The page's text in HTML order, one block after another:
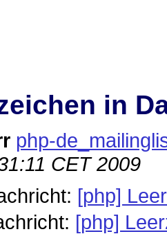
in
php-
CET 2009
[php]
[php]